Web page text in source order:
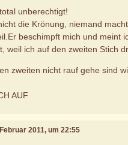
unberechtigt!
die Krönung, niemand
beschimpft mich und meint
weil ich auf den zweiten Stich
zweiten nicht rauf gehe sind
AUF
2011, um 22:55